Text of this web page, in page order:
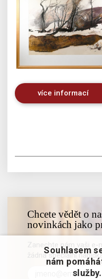
více informací
Chcete vědět o
novinkách jako
Zanechte nám vaši e-
žádná speciální
Souhlasem
nám